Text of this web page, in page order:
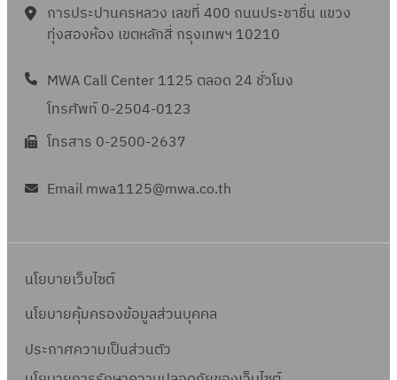
การประปานครหลวง เลขที่ 400 ถนนประชาชื่น แขวง
ทุ่งสองห้อง เขตหลักสี่ กรุงเทพฯ 10210
MWA Call Center 1125 ตลอด 24 ชั่วโมง
โทรศัพท์ 0-2504-0123
โทรสาร 0-2500-2637
Email mwa1125@mwa.co.th
นโยบายเว็บไซต์
นโยบายคุ้มครองข้อมูลส่วนบุคคล
ประกาศความเป็นส่วนตัว